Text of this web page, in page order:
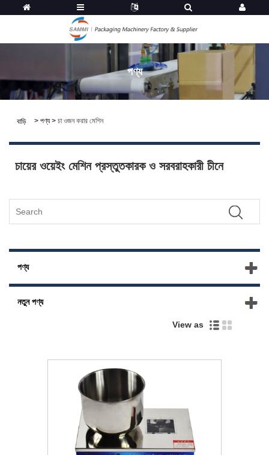
পণ্য
বাড়ি > পণ্য> চা ওজন করার মেশিন
চায়ের ওয়েইং মেশিন প্রস্তুতকারক ও সরবরাহকারী চীনে
পণ্য
নতুন পণ্য
View as